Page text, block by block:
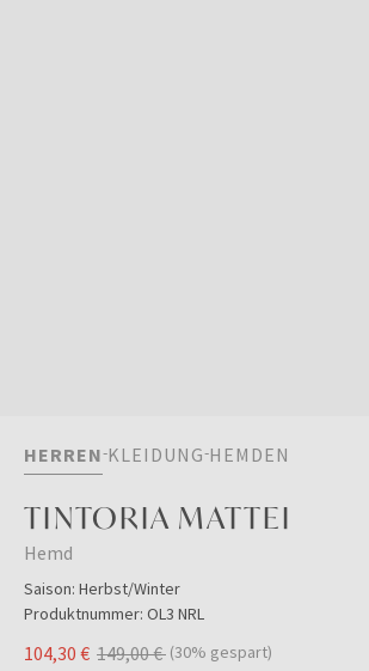
HERREN KLEIDUNG HEMDEN
TINTORIA MATTEI
Hemd
Saison: Herbst/Winter
Produktnummer: OL3 NRL
104,30 € 149,00 € (30% gespart)